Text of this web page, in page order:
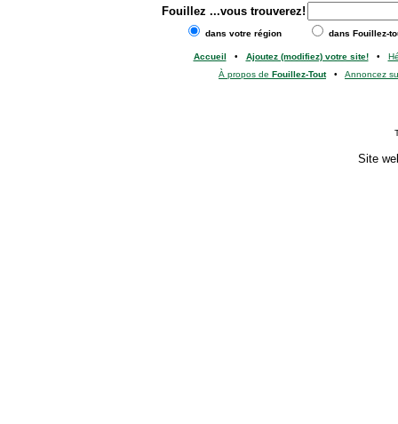
Fouillez ...vous trouverez!
dans votre région dans Fouillez-
Accueil • Ajoutez (modifiez) votre site!•
À propos de Fouillez-Tout• Annoncez
Site